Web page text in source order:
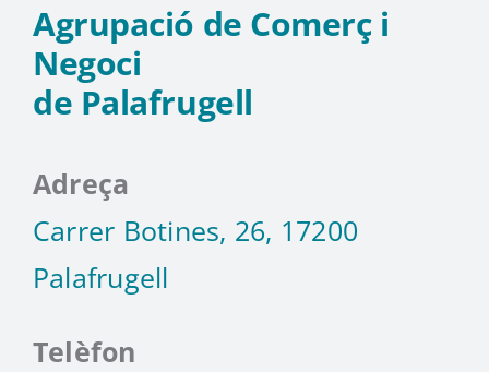
Agrupació de Comerç i
Negoci
de Palafrugell
Adreça
Carrer Botines, 26, 17200
Palafrugell
Telèfon